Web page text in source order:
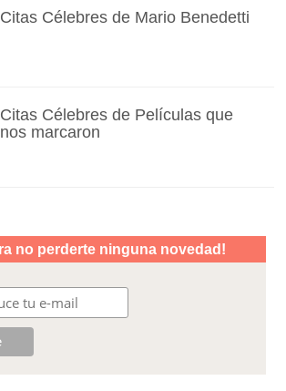
Citas Célebres de Mario Benedetti
Citas Célebres de Películas que
nos marcaron